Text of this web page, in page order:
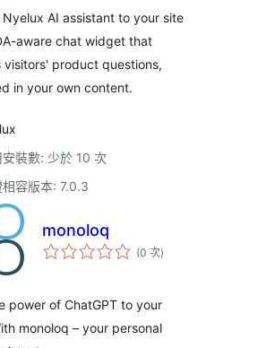
AI assistant to your site
aware chat widget that
visitors' product questions,
in your own content.
安裝數: 少於 10 次
容版本: 7.0.3
monoloq
(0 次評
分)
power of ChatGPT to your
monoloq – your personal